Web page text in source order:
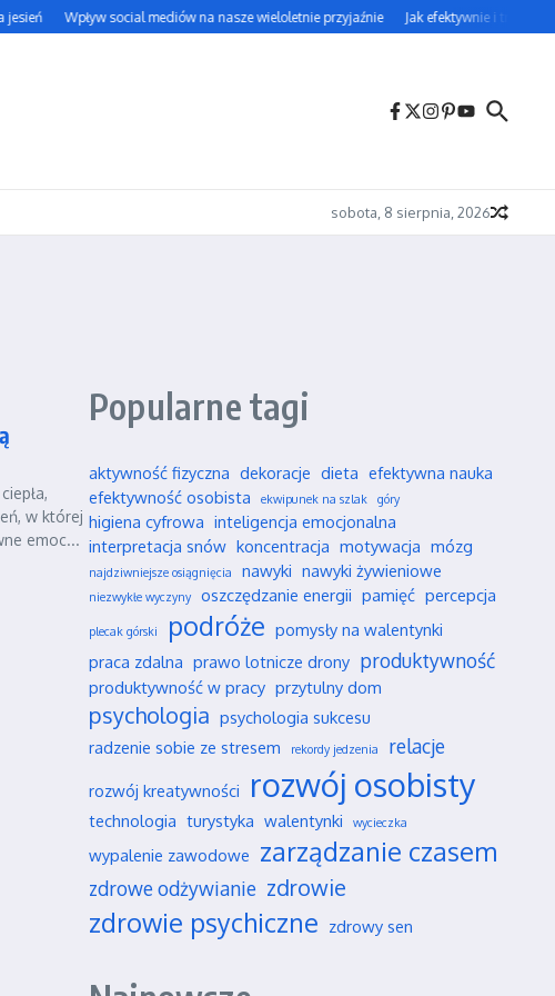
Wpływ social mediów na nasze wieloletnie przyjaźnie Jak efektywnie i trwale
sobota, 8 sierpnia, 2026
w której
emoc...
Popularne tagi
aktywność fizyczna dekoracje dieta efektywna nauka
efektywność osobista
ekwipunek na szlak góry
higiena cyfrowa inteligencja emocjonalna
interpretacja snów koncentracja motywacja mózg
najdziwniejsze osiągnięcia nawyki nawyki żywieniowe
niezwykłe wyczyny oszczędzanie energii pamięć percepcja
plecak górski podróże pomysły na walentynki
praca zdalna prawo lotnicze drony produktywność
produktywność w pracy przytulny dom
psychologia psychologia sukcesu
radzenie sobie ze stresem
rekordy jedzenia relacje
rozwój kreatywności rozwój osobisty
technologia turystyka walentynki wycieczka
wypalenie zawodowe zarządzanie czasem
zdrowe odżywianie zdrowie
zdrowie psychiczne zdrowy sen